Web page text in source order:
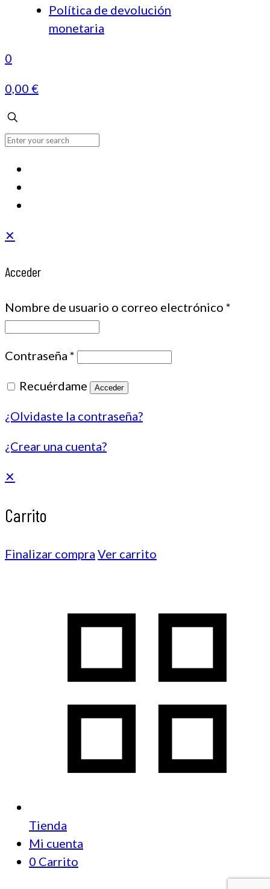
Política de devolución
monetaria
0
0,00 €
✕
Acceder
Nombre de usuario o correo electrónico *
Contraseña *
Recuérdame Acceder
¿Olvidaste la contraseña?
¿Crear una cuenta?
✕
Carrito
Finalizar compra Ver carrito
Tienda
Mi cuenta
0 Carrito